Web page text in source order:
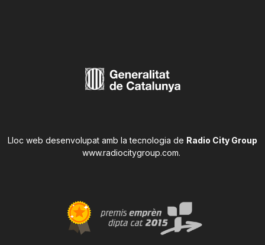
Lloc web desenvolupat amb la tecnologia de Radio City Group
www.radiocitygroup.com.